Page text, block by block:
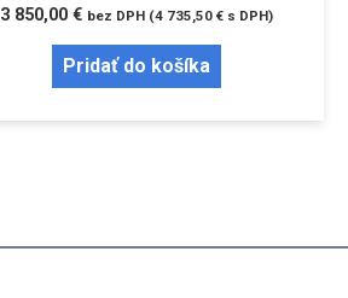
3 850,00 € bez DPH (4 735,50 €s DPH)
Pridať do košíka